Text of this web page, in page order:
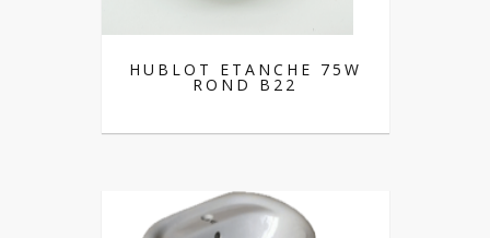
HUBLOT ETANCHE 75W
ROND B22